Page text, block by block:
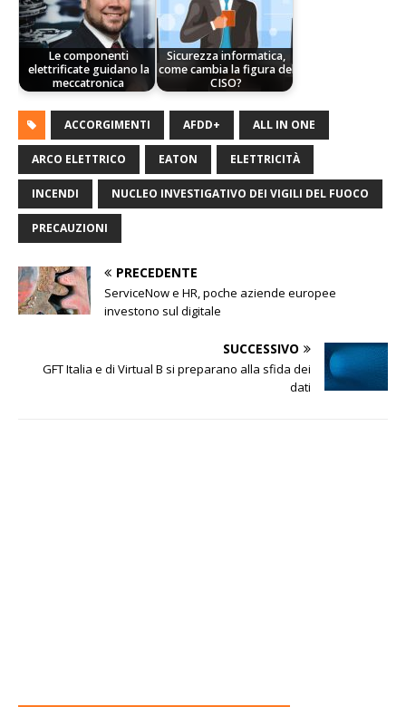
Le componenti
elettrificate guidano la
meccatronica
Sicurezza informatica,
come cambia la figura del
CISO?
ACCORGIMENTI AFDD+ ALL IN ONE
ARCO ELETTRICO EATON ELETTRICITÀ
INCENDI NUCLEO INVESTIGATIVO DEI VIGILI DEL FUOCO
PRECAUZIONI
PRECEDENTE
ServiceNow e HR, poche aziende europee
investono sul digitale
SUCCESSIVO
GFT Italia e di Virtual B si preparano alla sfida dei
dati